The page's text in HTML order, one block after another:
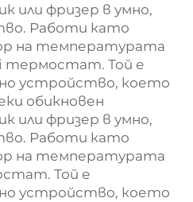
или фризер в умно,
Работи като
на температурата
термостат. Той е
устройство, което
обикновен
или фризер в умно,
Работи като
на температурата
Той е
устройство, което